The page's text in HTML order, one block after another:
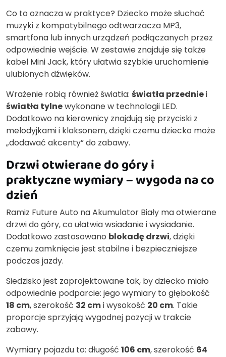
Co to oznacza w praktyce? Dziecko może słuchać
muzyki z kompatybilnego odtwarzacza MP3,
smartfona lub innych urządzeń podłączanych przez
odpowiednie wejście. W zestawie znajduje się także
kabel Mini Jack, który ułatwia szybkie uruchomienie
ulubionych dźwięków.
Wrażenie robią również światła: światła przedniei
światła tylnewykonane w technologii LED.
Dodatkowo na kierownicy znajdują się przyciski z
melodyjkami i klaksonem, dzięki czemu dziecko może
„dodawać akcenty” do zabawy.
Drzwi otwierane do góry i
praktyczne wymiary – wygoda na co
dzień
Ramiz Future Auto na Akumulator Biały ma otwierane
drzwi do góry, co ułatwia wsiadanie i wysiadanie.
Dodatkowo zastosowano blokadę drzwi, dzięki
czemu zamknięcie jest stabilne i bezpieczniejsze
podczas jazdy.
Siedzisko jest zaprojektowane tak, by dziecko miało
odpowiednie podparcie: jego wymiary to głębokość
18 cm, szerokość 32 cmi wysokość 20 cm. Takie
proporcje sprzyjają wygodnej pozycji w trakcie
zabawy.
Wymiary pojazdu to: długość 106 cm, szerokość 64